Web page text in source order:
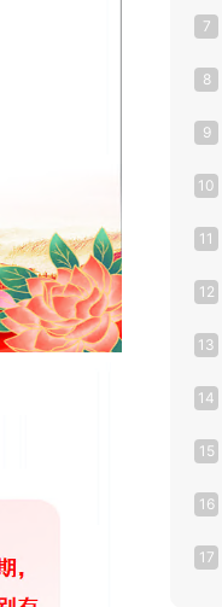
7
8
9
10
11
12
13
14
15
16
17